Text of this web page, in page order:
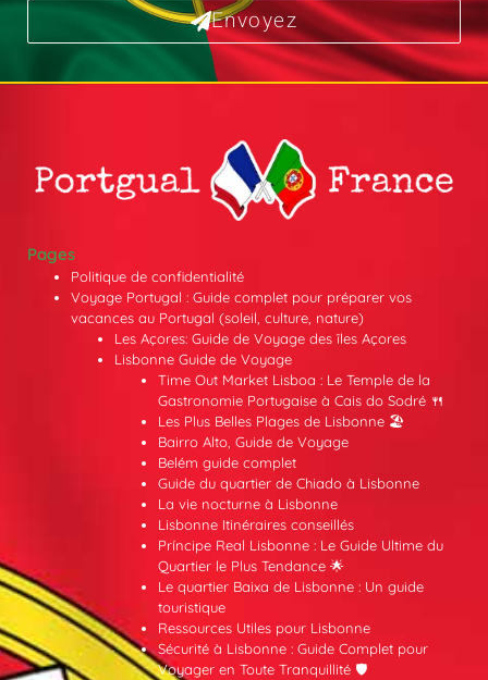
Envoyez
Pages
Politique de confidentialité
Voyage Portugal : Guide complet pour préparer vos
vacances au Portugal (soleil, culture, nature)
Les Açores: Guide de Voyage des îles Açores
Lisbonne Guide de Voyage
Time Out Market Lisboa : Le Temple de la
Gastronomie Portugaise à Cais do Sodré 🍴
Les Plus Belles Plages de Lisbonne 🏖️
Bairro Alto, Guide de Voyage
Belém guide complet
Guide du quartier de Chiado à Lisbonne
La vie nocturne à Lisbonne
Lisbonne Itinéraires conseillés
Príncipe Real Lisbonne : Le Guide Ultime du
Quartier le Plus Tendance 🌟
Le quartier Baixa de Lisbonne : Un guide
touristique
Ressources Utiles pour Lisbonne
Sécurité à Lisbonne : Guide Complet pour
Voyager en Toute Tranquillité 🛡️